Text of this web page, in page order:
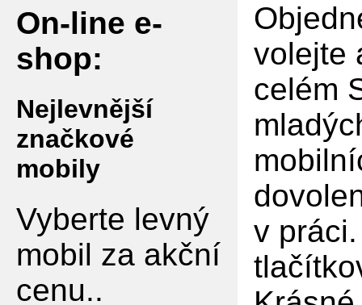
On-line e-
shop:
Nejlevnější
značkové
mobily
Vyberte levný
mobil za akční
cenu..
volejte
celém
v